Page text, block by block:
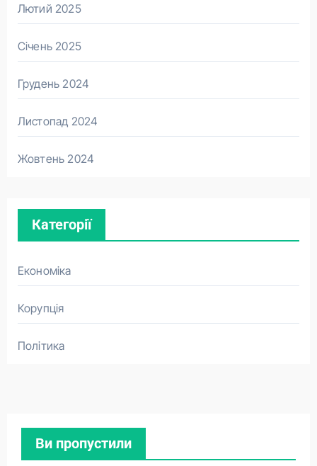
Лютий 2025
Січень 2025
Грудень 2024
Листопад 2024
Жовтень 2024
Категорії
Економіка
Корупція
Політика
Ви пропустили